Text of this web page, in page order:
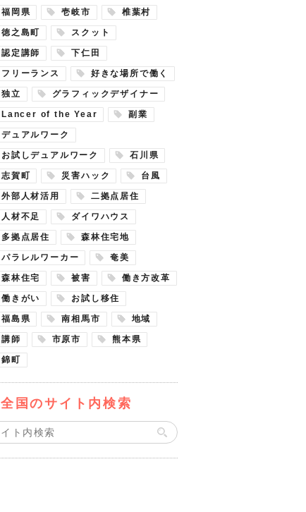
福岡県 壱岐市 椎葉村
徳之島町 スクット
認定講師 下仁田
フリーランス 好きな場所で働く
独立 グラフィックデザイナー
Lancer of the Year 副業
デュアルワーク
お試しデュアルワーク 石川県
志賀町 災害ハック 台風
外部人材活用 二拠点居住
人材不足 ダイワハウス
多拠点居住 森林住宅地
パラレルワーカー 奄美
森林住宅 被害 働き方改革
働きがい お試し移住
福島県 南相馬市 地域
講師 市原市 熊本県
錦町
全国のサイト内検索